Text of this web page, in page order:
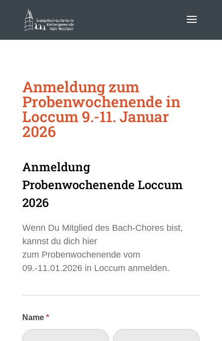
Anmeldung zum
Probenwochenende in
Loccum 9.-11. Januar
2026
Probenwochenende
Loccum
2026
Anmeldung
Probenwochenende Loccum
2026
Wenn Du Mitglied des Bach-Chores bist,
kannst du dich hier
zum Probenwochenende vom
09.-11.01.2026 in Loccum anmelden.
Name *
Nachname Vorname